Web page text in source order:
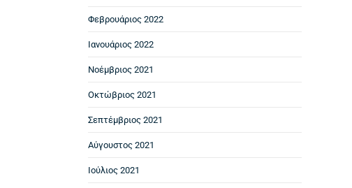
Φεβρουάριος 2022
Ιανουάριος 2022
Νοέμβριος 2021
Οκτώβριος 2021
Σεπτέμβριος 2021
Αύγουστος 2021
Ιούλιος 2021